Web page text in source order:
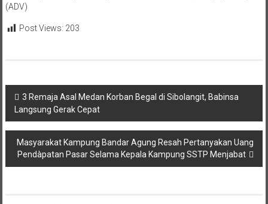
(ADV)
Post Views: 203
Navigasi
pos
3 Remaja Asal Medan Korban Begal di Sibolangit, Babinsa
Langsung Gerak Cepat
Masyarakat Kampung Bandar Agung Resah Pertanyakan Uang
Pendàpatan Pasar Selama Kepala Kampung SSTP Menjabat